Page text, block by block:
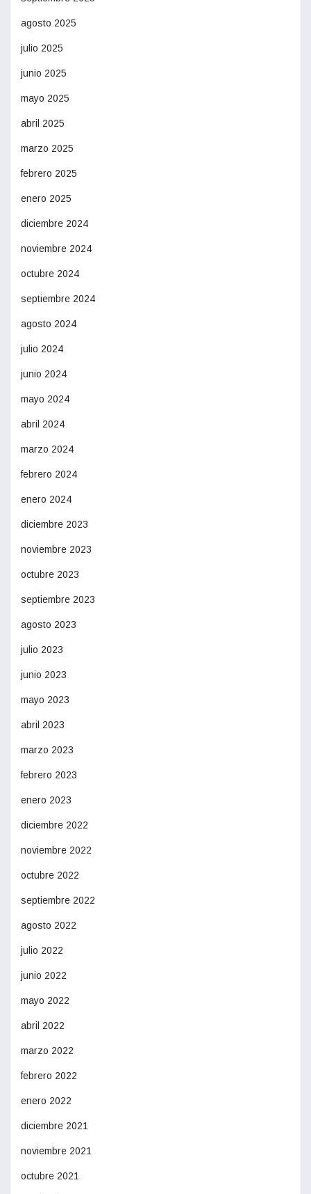
agosto 2025
julio 2025
junio 2025
mayo 2025
abril 2025
marzo 2025
febrero 2025
enero 2025
diciembre 2024
noviembre 2024
octubre 2024
septiembre 2024
agosto 2024
julio 2024
junio 2024
mayo 2024
abril 2024
marzo 2024
febrero 2024
enero 2024
diciembre 2023
noviembre 2023
octubre 2023
septiembre 2023
agosto 2023
julio 2023
junio 2023
mayo 2023
abril 2023
marzo 2023
febrero 2023
enero 2023
diciembre 2022
noviembre 2022
octubre 2022
septiembre 2022
agosto 2022
julio 2022
junio 2022
mayo 2022
abril 2022
marzo 2022
febrero 2022
enero 2022
diciembre 2021
noviembre 2021
octubre 2021